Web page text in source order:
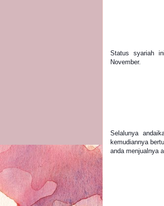
Status syariah
November.
Selalunya
kemudiannya
anda menjualnya